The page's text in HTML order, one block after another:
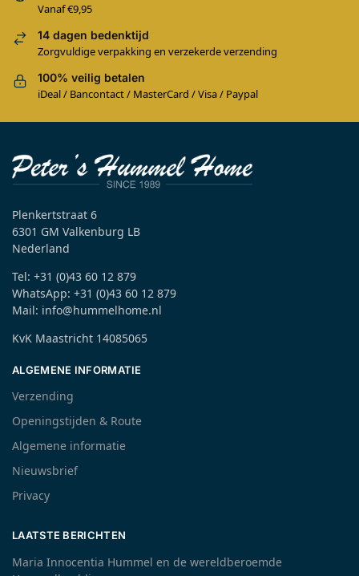
Vanaf €9,95
14 dagen bedenktijd
Zorgvuldige verpakking en verzekerde verzending
100% veilig betalen
iDeal / Bancontact / MasterCard / Visa / Paypal
Plenkertstraat 6
6301 GM Valkenburg LB
Nederland
Tel: +31 (0)43 60 12 879
WhatsApp: +31 (0)43 60 12 879
Mail: info@hummelhome.nl
KvK Maastricht 14085065
ALGEMENE INFORMATIE
Verzending
Openingstijden & Route
Algemene informatie
Nieuwsbrief
Privacy
LAATSTE BERICHTEN
Maria Innocentia Hummel en de wereldberoemde